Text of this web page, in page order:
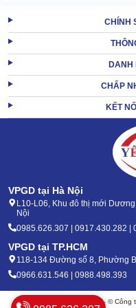
Sharp FP-J80EV-H tích
không khí theo màu sắc
đặc biệt hữu ích với
đèn
báo
Mức độ chất
không khí
Xanh
dương
Không khí
PM2.5 thấp
Cam
Không khí ô
PM2.5 trung bình
Đỏ
Không khí ô
CHÍNH
DANH
CHẤP
KẾT
VPGD tại Hà Nội
L10-L06, Khu đô thị mới
Nội
0985.626.307 | 0917.430.282 |
VPGD tại TP.HCM
118-134 Đường số 8, Phường
0966.631.546 | 0988.498.393
Bản quyền 2020 - 2026 – © Công